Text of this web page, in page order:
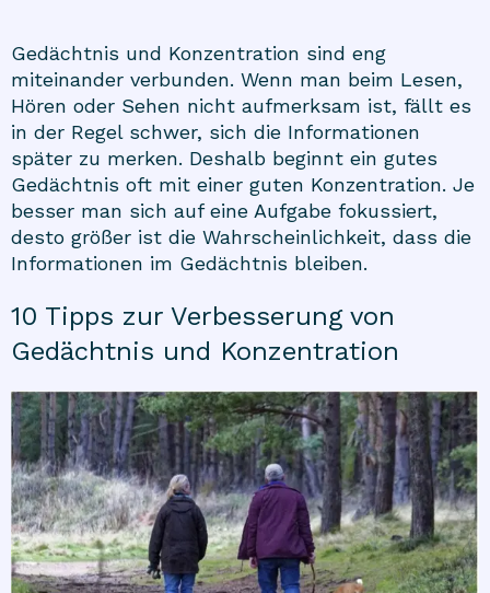
Gedächtnis und Konzentration sind eng
miteinander verbunden. Wenn man beim Lesen,
Hören oder Sehen nicht aufmerksam ist, fällt es
in der Regel schwer, sich die Informationen
später zu merken. Deshalb beginnt ein gutes
Gedächtnis oft mit einer guten Konzentration. Je
besser man sich auf eine Aufgabe fokussiert,
desto größer ist die Wahrscheinlichkeit, dass die
Informationen im Gedächtnis bleiben.
10 Tipps zur Verbesserung von
Gedächtnis und Konzentration